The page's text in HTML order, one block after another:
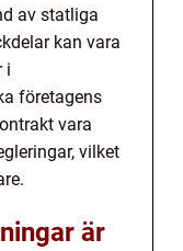
av statliga
kan vara
i
företagens
vara
vilket
är